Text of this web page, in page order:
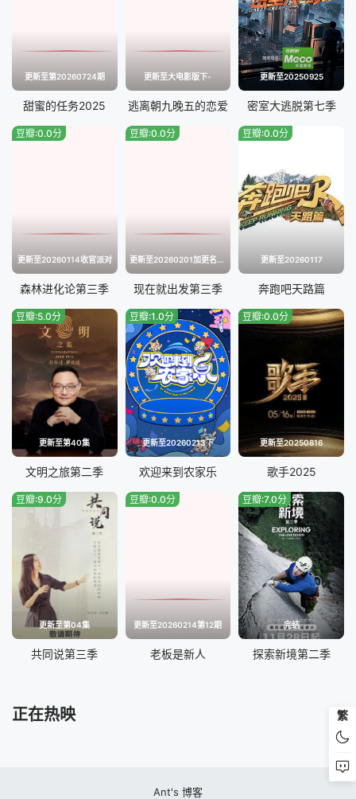
20260610加更版第12期
更新至第20260724期
甜蜜的任务2025
更新至大电影版下-
逃离朝九晚五的恋爱
更新至20250925
密室大逃脱第七季
更新至20260114收官派对
豆瓣:0.0分
森林进化论第三季
更新至20260201加更名场面特辑
豆瓣:0.0分
现在就出发第三季
更新至20260117
豆瓣:0.0分
奔跑吧天路篇
更新至第40集
豆瓣:5.0分
文明之旅第二季
更新至20260213下
豆瓣:1.0分
欢迎来到农家乐
更新至20250816
豆瓣:0.0分
歌手2025
更新至第04集
豆瓣:9.0分
共同说第三季
更新至20260214第12期
豆瓣:0.0分
老板是新人
完结
豆瓣:7.0分
探索新境第二季
正在热映 繁
Ant's 博客